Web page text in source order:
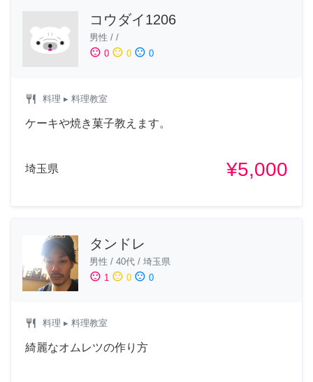
コウダイ1206
男性 / /
sentiment_satisfied 0 sentiment_neutral 0 sentiment_dissatisfied 0
restaurant 料理 ▸ 料理教室
ケーキや焼き菓子教えます。
埼玉県 ¥5,000
タンドレ
男性 / 40代 / 埼玉県
sentiment_satisfied 1 sentiment_neutral 0 sentiment_dissatisfied 0
restaurant 料理 ▸ 料理教室
綺麗なオムレツの作り方